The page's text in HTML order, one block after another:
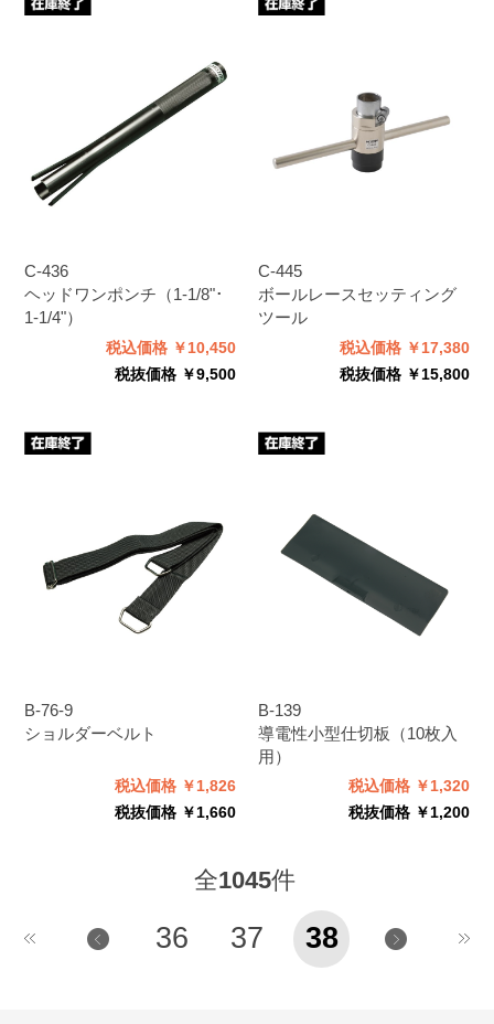
C-436
ヘッドワンポンチ（1-1/8"･
1-1/4"）
税込価格 ￥10,450
税抜価格 ￥9,500
C-445
ボールレースセッティング
ツール
税込価格 ￥17,380
税抜価格 ￥15,800
B-76-9
ショルダーベルト
税込価格 ￥1,826
税抜価格 ￥1,660
B-139
導電性小型仕切板（10枚入
用）
税込価格 ￥1,320
税抜価格 ￥1,200
全1045件
36 37 38